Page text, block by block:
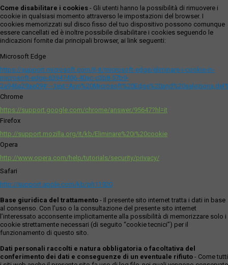
Come disabilitare i cookies - Gli utenti hanno la possibilità di rimuovere i
cookie in qualsiasi momento attraverso le impostazioni del browser. I
cookies memorizzati sul disco fisso del tuo dispositivo possono comunque
essere cancellati ed è inoltre possibile disabilitare i cookies seguendo le
indicazioni fornite dai principali browser, ai link seguenti:
Microsoft Edge
https://support.microsoft.com/it-it/microsoft-edge/eliminare-i-cookie-in-
microsoft-edge-63947406-40ac-c3b8-57b9-
Chrome
https://support.google.com/chrome/answer/95647?hl=it
Firefox
http://support.mozilla.org/it/kb/Eliminare%20i%20cookie
Opera
http://www.opera.com/help/tutorials/security/privacy/
Safari
http://support.apple.com/kb/ph11920
Base giuridica del trattamento - Il presente sito internet tratta i dati in base
al consenso. Con l'uso o la consultazione del presente sito internet
l’interessato acconsente implicitamente alla possibilità di memorizzare solo i
cookie strettamente necessari (di seguito “cookie tecnici”) per il
funzionamento di questo sito.
Dati personali raccolti e natura obbligatoria o facoltativa del
conferimento dei dati e conseguenze di un eventuale rifiuto - Come tutti